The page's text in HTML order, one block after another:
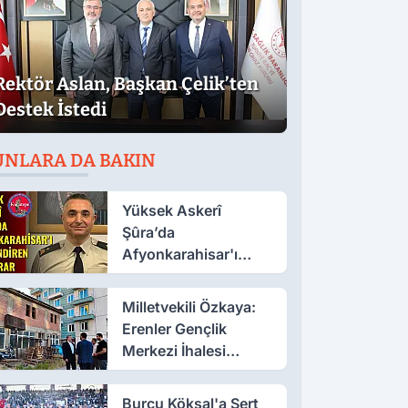
Aslan, Başkan Çelik’ten
İstedi
DA BAKIN
Yüksek Askerî
Şûra’da
Afyonkarahisar'ı
İlgilendiren İki Karar
Milletvekili Özkaya:
Erenler Gençlik
Merkezi İhalesi
Yakında
Burcu Köksal'a Sert